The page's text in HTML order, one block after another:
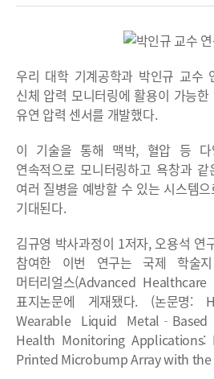
우리 대학 기계공학과 박인규 교수
신체 압력 모니터링에 활용이 가능
유연 압력 센서를 개발했다.
이 기술을 통해 맥박, 혈압 등
연속적으로 모니터링하고 욕창과
여러 질병을 예방할 수 있는 시스템
기대된다.
김규영 박사과정이 1저자, 오용석 연
참여한 이번 연구는 국제 학술지
머터리얼스(Advanced Healthcare
표지논문에 게재됐다. (논문명
Wearable Liquid
Health Monitoring
Printed Microbump Array with